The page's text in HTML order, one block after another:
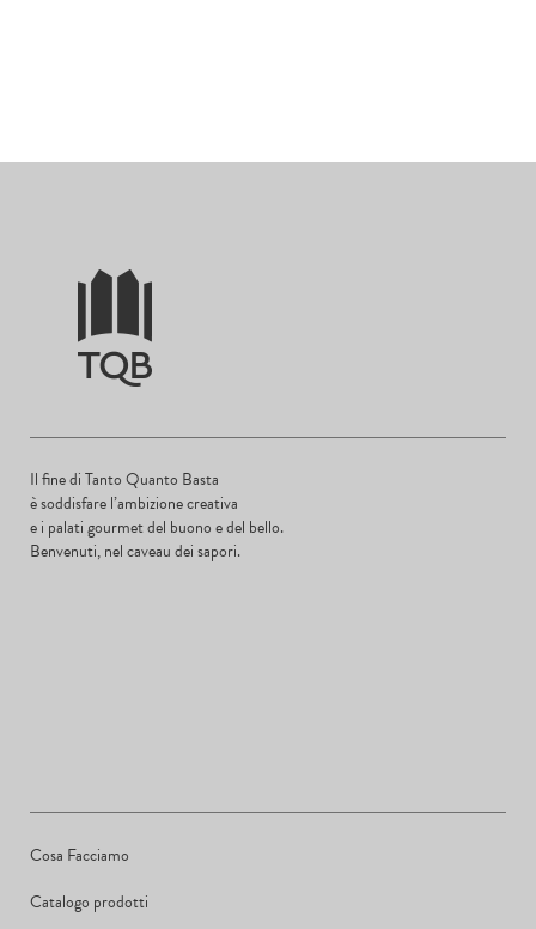
Il fine di Tanto Quanto Basta
è soddisfare l’ambizione creativa
e i palati gourmet del buono e del bello.
Benvenuti, nel caveau dei sapori.
Cosa Facciamo
Catalogo prodotti